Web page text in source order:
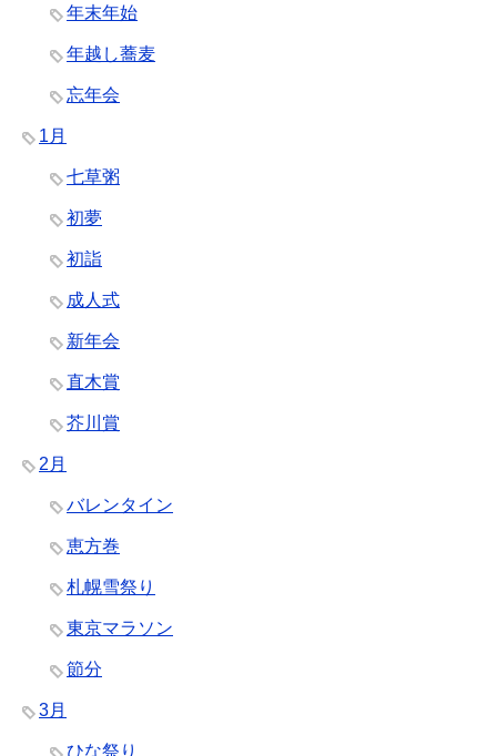
年末年始
年越し蕎麦
忘年会
1月
七草粥
初夢
初詣
成人式
新年会
直木賞
芥川賞
2月
バレンタイン
恵方巻
札幌雪祭り
東京マラソン
節分
3月
ひな祭り